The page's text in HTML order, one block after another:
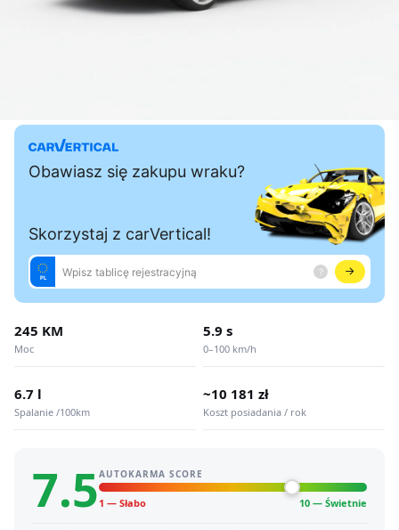
245 KM
Moc
5.9 s
0–100 km/h
6.7 l
Spalanie /100km
~10 181 zł
Koszt posiadania / rok
7.5AUTOKARMA SCORE
1 — Słabo 10 — Świetnie